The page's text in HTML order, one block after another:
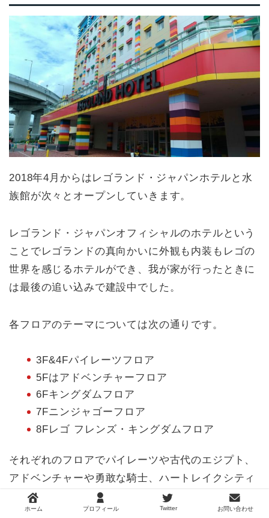
2018年4月からはレゴランド・ジャパンホテルと水
族館が次々とオープンしていきます。
レゴランド・ジャパンオフィシャルのホテルという
ことでレゴランドの真向かいに外観も内装もレゴの
世界を感じるホテルができ、我が家が行ったときに
は最後の追い込みで建設中でした。
各フロアのテーマについては次の通りです。
3F&4Fパイレーツフロア
5Fはアドベンチャーフロア
6Fキングダムフロア
7Fニンジャゴーフロア
8Fレゴ フレンズ・キングダムフロア
それぞれのフロアでパイレーツや古代のエジプト、
アドベンチャーや勇敢な騎士、ハートレイクシティ
の雰囲気をそのまま再現されたフロアになっていま
す。ホーム プロフィール Twitter お問い合わせ